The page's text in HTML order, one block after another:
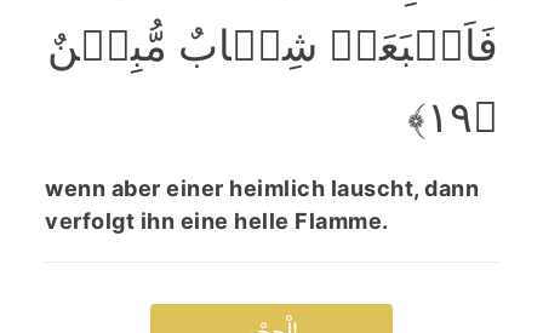
فَاَتۡبَعَہٗ شِہَابٌ مُّبِیۡنٌ
﴿۱۹﴾
wenn aber einer heimlich lauscht, dann
verfolgt ihn eine helle Flamme.